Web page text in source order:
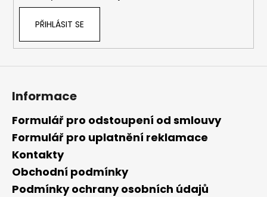
PŘIHLÁSIT SE
Informace
Formulář pro odstoupení od smlouvy
Formulář pro uplatnění reklamace
Kontakty
Obchodní podmínky
Podmínky ochrany osobních údajů